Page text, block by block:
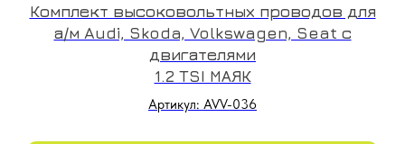
Комплект высоковольтных проводов для
а/м Audi, Skoda, Volkswagen, Seat с
двигателями
1.2 TSI МАЯК
Артикул: AVV-036